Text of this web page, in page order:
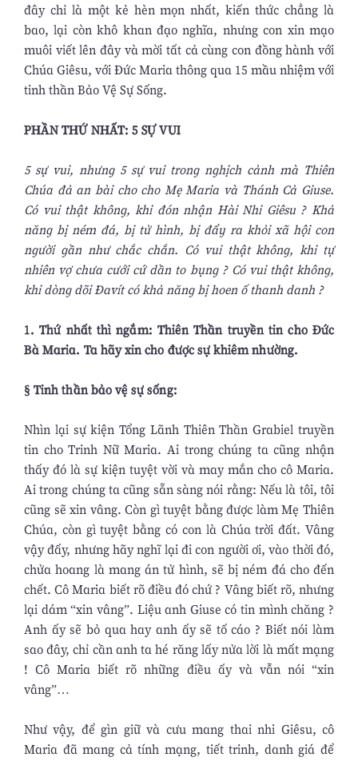
đây chỉ là một kẻ hèn mọn nhất, kiến thức chẳng là
bao, lại còn khô khan đạo nghĩa, nhưng con xin mạo
muôi viết lên đây và mời tất cả cùng con đồng hành với
Chúa Giêsu, với Đức Maria thông qua 15 mầu nhiệm với
tinh thần Bảo Vệ Sự Sống.
PHẦN THỨ NHẤT: 5 SỰ VUI
5 sự vui, nhưng 5 sự vui trong nghịch cảnh mà Thiên
Chúa đả an bài cho cho Mẹ Maria và Thánh Cả Giuse.
Có vui thật không, khi đón nhận Hài Nhi Giêsu ? Khả
năng bị ném đá, bị tử hình, bị đẩy ra khỏi xã hội con
người gần như chắc chắn. Có vui thật không, khi tự
nhiên vợ chưa cưới cứ dần to bụng ? Có vui thật không,
khi dòng dõi Đavít có khả năng bị hoen ố thanh danh ?
1. Thứ nhất thì ngắm: Thiên Thần truyền tin cho Đức
Bà Maria. Ta hãy xin cho được sự khiêm nhường.
§ Tinh thần bảo vệ sự sống:
Nhìn lại sự kiện Tổng Lãnh Thiên Thần Grabiel truyền
tin cho Trinh Nữ Maria. Ai trong chúng ta cũng nhận
thấy đó là sự kiện tuyệt vời và may mắn cho cô Maria.
Ai trong chúng ta cũng sẵn sàng nói rằng: Nếu là tôi, tôi
cũng sẽ xin vâng. Còn gì tuyệt bằng được làm Mẹ Thiên
Chúa, còn gì tuyệt bằng có con là Chúa trời đất. Vâng
vậy đấy, nhưng hãy nghĩ lại đi con người ơi, vào thời đó,
chửa hoang là mang án tử hình, sẽ bị ném đá cho đến
chết. Cô Maria biết rõ điều đó chứ ? Vâng biết rõ, nhưng
lại dám “xin vâng”. Liệu anh Giuse có tin mình chăng ?
Anh ấy sẽ bỏ qua hay anh ấy sẽ tố cáo ? Biết nói làm
sao đây, chỉ cần anh ta hé răng lấy nửa lời là mất mạng
! Cô Maria biết rõ những điều ấy và vẫn nói “xin
vâng”…
Như vậy, để gìn giữ và cưu mang thai nhi Giêsu, cô
Maria đã mang cả tính mạng, tiết trinh, danh giá để